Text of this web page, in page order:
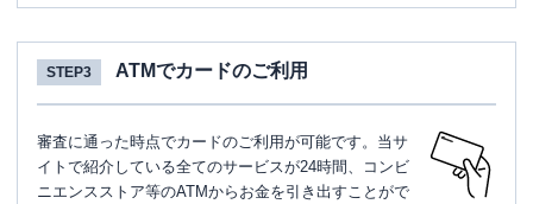
STEP3 ATMでカードのご利用
審査に通った時点でカードのご利用が可能です。当サ
イトで紹介している全てのサービスが24時間、コンビ
ニエンスストア等のATMからお金を引き出すことがで